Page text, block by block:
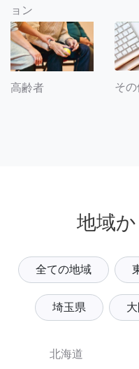
ョン
高齢者 そ
地域
全ての地域
埼玉県
北海道